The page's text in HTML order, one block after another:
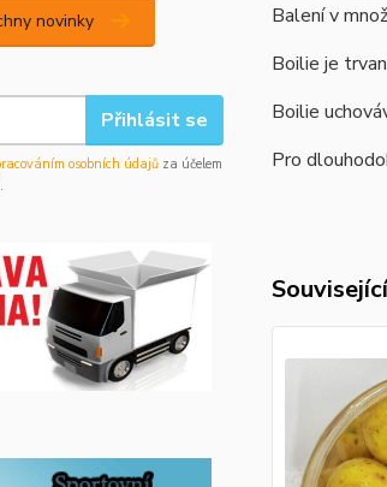
novinky
Přihlásit se
osobních údajů za účelem
Balení v
Boilie je
Boilie
Pro